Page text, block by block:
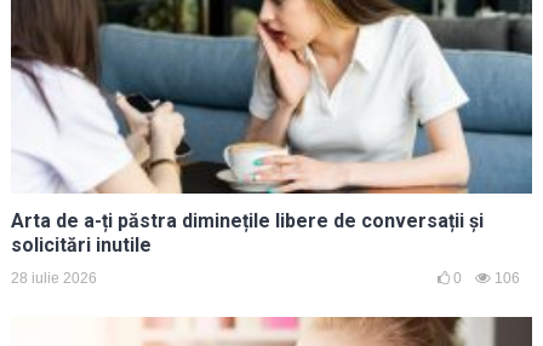
Arta de a-ți păstra diminețile libere de conversații și
solicitări inutile
28 iulie 2026 0 106